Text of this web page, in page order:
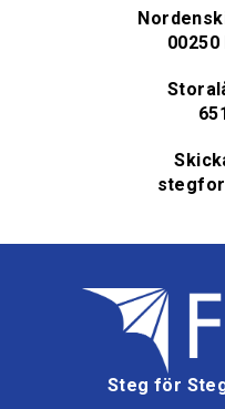
Steg för